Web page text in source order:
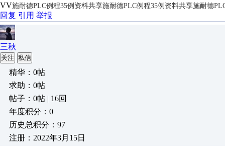
VV施耐德PLC例程35例资料共享施耐德PLC例程35例资料共享施耐德
回复 引用 举报
三秋
关注 私信
精华：0帖
求助：0帖
帖子：0帖 | 16回
年度积分：0
历史总积分：97
注册：2022年3月15日